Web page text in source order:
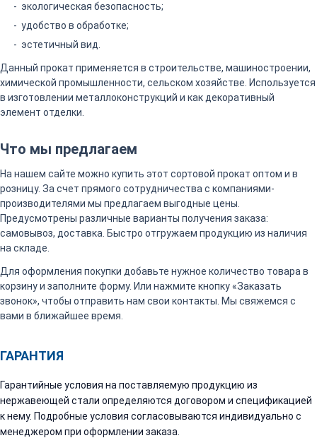
экологическая безопасность;
удобство в обработке;
эстетичный вид.
Данный прокат применяется в строительстве, машиностроении,
химической промышленности, сельском хозяйстве. Используется
в изготовлении металлоконструкций и как декоративный
элемент отделки.
Что мы предлагаем
На нашем сайте можно купить этот сортовой прокат оптом и в
розницу. За счет прямого сотрудничества с компаниями-
производителями мы предлагаем выгодные цены.
Предусмотрены различные варианты получения заказа:
самовывоз, доставка. Быстро отгружаем продукцию из наличия
на складе.
Для оформления покупки добавьте нужное количество товара в
корзину и заполните форму. Или нажмите кнопку «Заказать
звонок», чтобы отправить нам свои контакты. Мы свяжемся с
вами в ближайшее время.
ГАРАНТИЯ
Гарантийные условия на поставляемую продукцию из
нержавеющей стали определяются договором и спецификацией
к нему. Подробные условия согласовываются индивидуально с
менеджером при оформлении заказа.